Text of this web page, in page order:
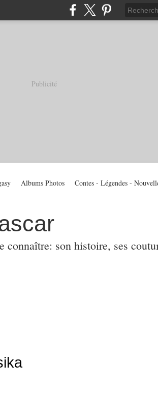
Publicité
connaître: son histoire, ses
Albums Photos Contes - Légendes -